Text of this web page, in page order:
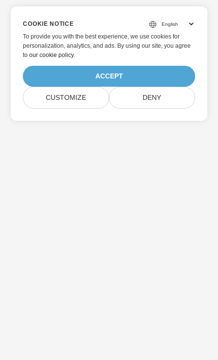
COOKIE NOTICE
To provide you with the best experience, we use cookies for
personalization, analytics, and ads. By using our site, you agree
toour cookie policy.
ACCEPT
CUSTOMIZE DENY